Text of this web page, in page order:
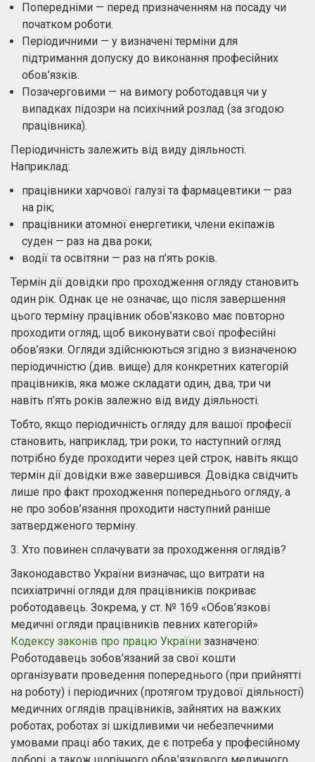
Попередніми — перед призначенням на посаду чи
початком роботи.
Періодичними — у визначені терміни для
підтримання допуску до виконання професійних
обов’язків.
Позачерговими — на вимогу роботодавця чи у
випадках підозри на психічний розлад (за згодою
працівника).
Періодичність залежить від виду діяльності.
Наприклад:
працівники харчової галузі та фармацевтики — раз
на рік;
працівники атомної енергетики, члени екіпажів
суден — раз на два роки;
водії та освітяни — раз на п’ять років.
Термін дії довідки про проходження огляду становить
один рік. Однак це не означає, що після завершення
цього терміну працівник обов’язково має повторно
проходити огляд, щоб виконувати свої професійні
обов’язки. Огляди здійснюються згідно з визначеною
періодичністю (див. вище) для конкретних категорій
працівників, яка може складати один, два, три чи
навіть п’ять років залежно від виду діяльності.
Тобто, якщо періодичність огляду для вашої професії
становить, наприклад, три роки, то наступний огляд
потрібно буде проходити через цей строк, навіть якщо
термін дії довідки вже завершився. Довідка свідчить
лише про факт проходження попереднього огляду, а
не про зобов’язання проходити наступний раніше
затвердженого терміну.
3. Хто повинен сплачувати за проходження оглядів?
Законодавство України визначає, що витрати на
психіатричні огляди для працівників покриває
роботодавець. Зокрема, у ст. № 169 «Обов’язкові
медичні огляди працівників певних категорій»
Кодексу законів про працю України зазначено:
Роботодавець зобов’язаний за свої кошти
організувати проведення попереднього (при прийнятті
на роботу) і періодичних (протягом трудової діяльності)
медичних оглядів працівників, зайнятих на важких
роботах, роботах зі шкідливими чи небезпечними
умовами праці або таких, де є потреба у професійному